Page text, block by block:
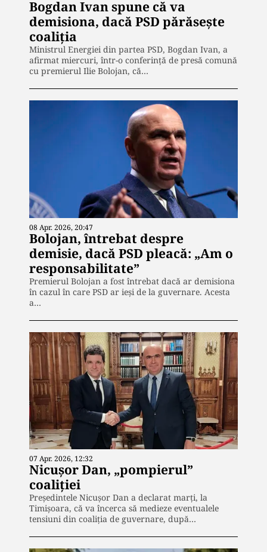
Bogdan Ivan spune că va
demisiona, dacă PSD părăsește
coaliția
Ministrul Energiei din partea PSD, Bogdan Ivan, a
afirmat miercuri, într-o conferință de presă comună
cu premierul Ilie Bolojan, că…
08 Apr. 2026, 20:47
Bolojan, întrebat despre
demisie, dacă PSD pleacă: „Am o
responsabilitate”
Premierul Bolojan a fost întrebat dacă ar demisiona
în cazul în care PSD ar ieși de la guvernare. Acesta
a…
07 Apr. 2026, 12:32
Nicușor Dan, „pompierul”
coaliției
Președintele Nicușor Dan a declarat marți, la
Timișoara, că va încerca să medieze eventualele
tensiuni din coaliția de guvernare, după…